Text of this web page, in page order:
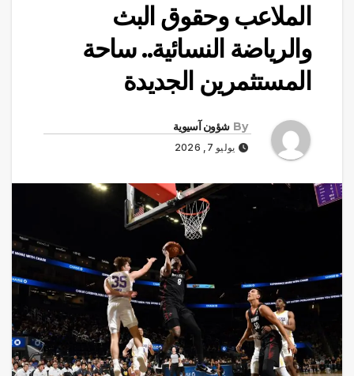
الملاعب وحقوق البث
والرياضة النسائية.. ساحة
المستثمرين الجديدة
By شؤون آسيوية
يوليو 7, 2026